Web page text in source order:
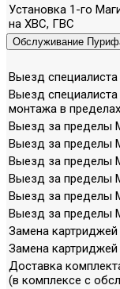
Установка 1-го
на ХВС, ГВС
Обслуживание
Выезд
Выезд
монтажа в
Выезд за пределы
Выезд за пределы
Выезд за пределы
Выезд за пределы
Выезд за пределы
Выезд за пределы
Замена
Замена
Доставка
(в комплексе с